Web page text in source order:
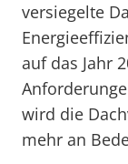
versiegelte
auf das Jahr
wird die
mehr an